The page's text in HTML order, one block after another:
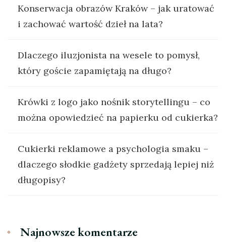
Konserwacja obrazów Kraków – jak uratować
i zachować wartość dzieł na lata?
Dlaczego iluzjonista na wesele to pomysł,
który goście zapamiętają na długo?
Krówki z logo jako nośnik storytellingu – co
można opowiedzieć na papierku od cukierka?
Cukierki reklamowe a psychologia smaku –
dlaczego słodkie gadżety sprzedają lepiej niż
długopisy?
Najnowsze komentarze